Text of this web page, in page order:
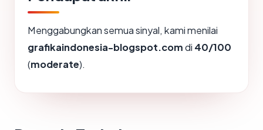
Menggabungkan semua sinyal, kami menilai
grafikaindonesia-blogspot.comdi 40/100
(moderate).